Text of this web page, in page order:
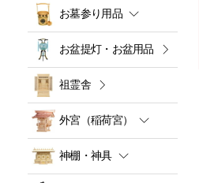
お墓参り用品
お盆提灯・お盆用品
祖霊舎
外宮（稲荷宮）
神棚・神具